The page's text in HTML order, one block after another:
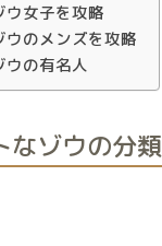
ウ女子を攻略
ウのメンズを攻略
ウの有名人
なゾウの分類